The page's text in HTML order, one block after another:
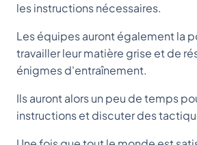
les instructions nécessaires.
Les équipes auront également la
travailler leur matière grise et de
énigmes d'entraînement.
Ils auront alors un peu de temps
instructions et discuter des